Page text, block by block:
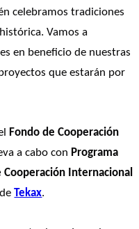
celebramos tradiciones
Vamos a
en beneficio de nuestras
que estarán por
Fondo de Cooperación
a cabo con Programa
Cooperación Internacional
Tekax.